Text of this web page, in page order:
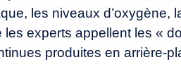
les niveaux
experts appellent les «
produites en arrière-